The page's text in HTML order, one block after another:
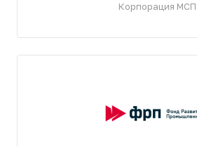
Корпорация МСП